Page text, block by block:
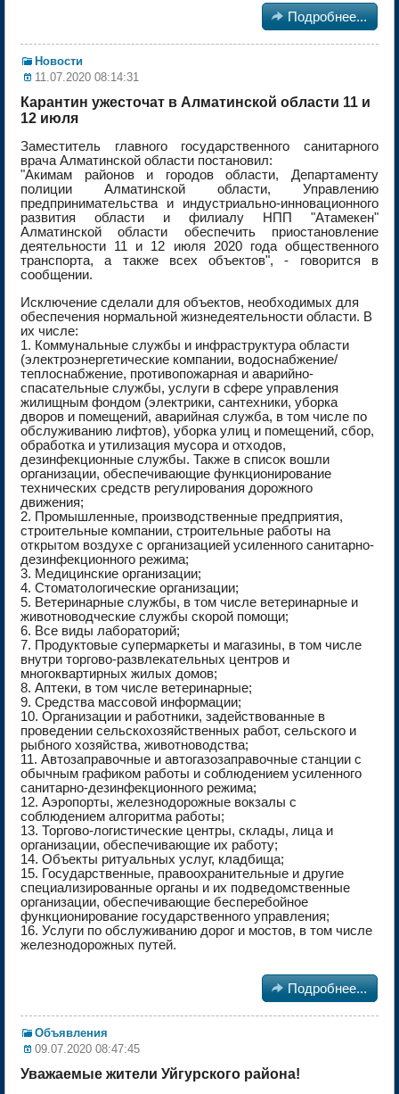
 Подробнее...
Новости
11.07.2020 08:14:31
Карантин ужесточат в Алматинской области 11 и
12 июля
Заместитель главного государственного санитарного
врача Алматинской области постановил:
"Акимам районов и городов области, Департаменту
полиции Алматинской области, Управлению
предпринимательства и индустриально-инновационного
развития области и филиалу НПП "Атамекен"
Алматинской области обеспечить приостановление
деятельности 11 и 12 июля 2020 года общественного
транспорта, а также всех объектов", - говорится в
сообщении.
Исключение сделали для объектов, необходимых для
обеспечения нормальной жизнедеятельности области. В
их числе:
1. Коммунальные службы и инфраструктура области
(электроэнергетические компании, водоснабжение/
теплоснабжение, противопожарная и аварийно-
спасательные службы, услуги в сфере управления
жилищным фондом (электрики, сантехники, уборка
дворов и помещений, аварийная служба, в том числе по
обслуживанию лифтов), уборка улиц и помещений, сбор,
обработка и утилизация мусора и отходов,
дезинфекционные службы. Также в список вошли
организации, обеспечивающие функционирование
технических средств регулирования дорожного
движения;
2. Промышленные, производственные предприятия,
строительные компании, строительные работы на
открытом воздухе с организацией усиленного санитарно-
дезинфекционного режима;
3. Медицинские организации;
4. Стоматологические организации;
5. Ветеринарные службы, в том числе ветеринарные и
животноводческие службы скорой помощи;
6. Все виды лабораторий;
7. Продуктовые супермаркеты и магазины, в том числе
внутри торгово-развлекательных центров и
многоквартирных жилых домов;
8. Аптеки, в том числе ветеринарные;
9. Средства массовой информации;
10. Организации и работники, задействованные в
проведении сельскохозяйственных работ, сельского и
рыбного хозяйства, животноводства;
11. Автозаправочные и автогазозаправочные станции с
обычным графиком работы и соблюдением усиленного
санитарно-дезинфекционного режима;
12. Аэропорты, железнодорожные вокзалы с
соблюдением алгоритма работы;
13. Торгово-логистические центры, склады, лица и
организации, обеспечивающие их работу;
14. Объекты ритуальных услуг, кладбища;
15. Государственные, правоохранительные и другие
специализированные органы и их подведомственные
организации, обеспечивающие бесперебойное
функционирование государственного управления;
16. Услуги по обслуживанию дорог и мостов, в том числе
железнодорожных путей.
 Подробнее...
Объявления
09.07.2020 08:47:45
Уважаемые жители Уйгурского района!